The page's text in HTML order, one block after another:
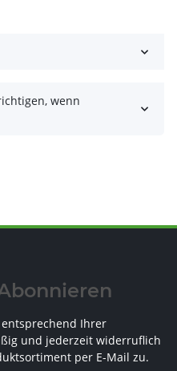
wenn
Ihrer
und jederzeit widerruflich
per E-Mail zu.